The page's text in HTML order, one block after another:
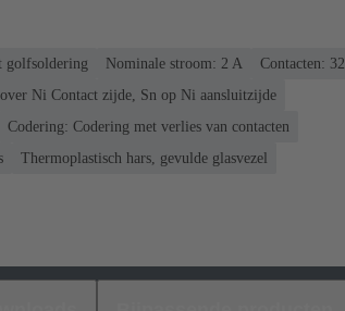
golfsoldering Nominale stroom: ‌2 A
Contacten: 32
Ni Contact zijde, Sn op Ni aansluitzijde
Codering: Codering met verlies van contacten
Thermoplastisch hars, gevulde glasvezel